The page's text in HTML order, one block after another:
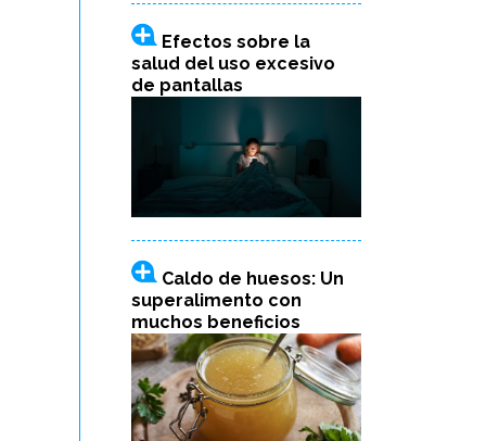
Efectos sobre la
salud del uso excesivo
de pantallas
Caldo de huesos: Un
superalimento con
muchos beneficios